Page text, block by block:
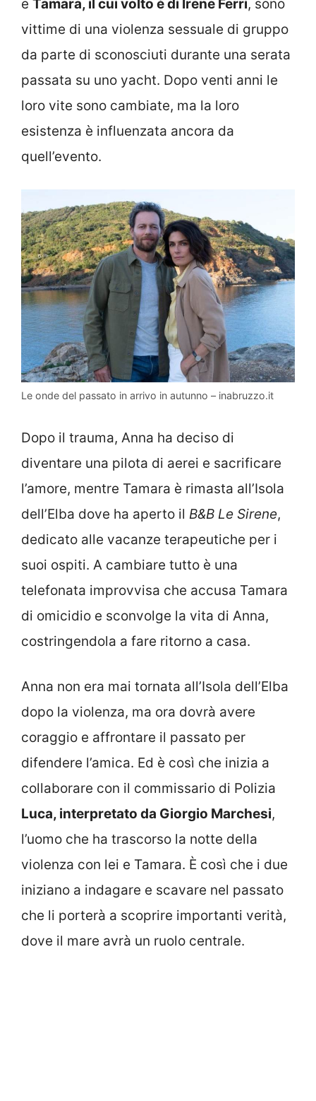
e Tamara, il cui volto è di Irene Ferri, sono
vittime di una violenza sessuale di gruppo
da parte di sconosciuti durante una serata
passata su uno yacht. Dopo venti anni le
loro vite sono cambiate, ma la loro
esistenza è influenzata ancora da
quell’evento.
Le onde del passato in arrivo in autunno – inabruzzo.it
Dopo il trauma, Anna ha deciso di
diventare una pilota di aerei e sacrificare
l’amore, mentre Tamara è rimasta all’Isola
dell’Elba dove ha aperto il B&B Le Sirene,
dedicato alle vacanze terapeutiche per i
suoi ospiti. A cambiare tutto è una
telefonata improvvisa che accusa Tamara
di omicidio e sconvolge la vita di Anna,
costringendola a fare ritorno a casa.
Anna non era mai tornata all’Isola dell’Elba
dopo la violenza, ma ora dovrà avere
coraggio e affrontare il passato per
difendere l’amica. Ed è così che inizia a
collaborare con il commissario di Polizia
Luca, interpretato da Giorgio Marchesi,
l’uomo che ha trascorso la notte della
violenza con lei e Tamara. È così che i due
iniziano a indagare e scavare nel passato
che li porterà a scoprire importanti verità,
dove il mare avrà un ruolo centrale.